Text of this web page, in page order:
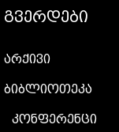
ᲒᲕᲔᲠᲓᲔᲑᲘ
არქივი
ბიბლიოთეკა
კონფერენცი